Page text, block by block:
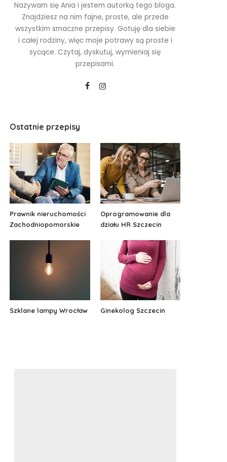
Nazywam się Ania i jestem autorką tego bloga.
Znajdziesz na nim fajne, proste, ale przede
wszystkim smaczne przepisy. Gotuję dla siebie
i całej rodziny, więc moje potrawy są proste i
sycące. Czytaj, dyskutuj, wymieniaj się
przepisami.
Ostatnie przepisy
Prawnik nieruchomości
Zachodniopomorskie
Oprogramowanie dla
działu HR Szczecin
Szklane lampy Wrocław Ginekolog Szczecin